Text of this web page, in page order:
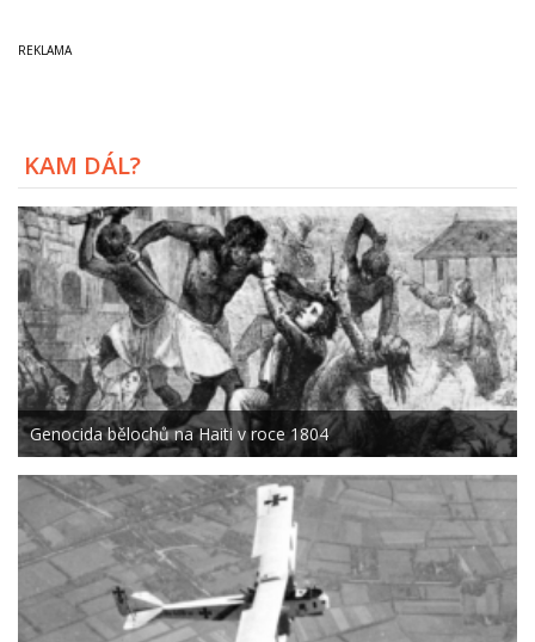
KAM DÁL?
Genocida bělochů na Haiti v roce 1804